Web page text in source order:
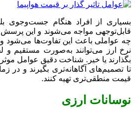
بسیاری از افراد هنگام جست‌وجوی
قابل‌توجهی مواجه می‌شوند و این
چه عواملی باعث این تفاوت‌ها می‌شود و
نرخ ارز می‌توانند به‌صورت مستقیم و
بگذارند یا خیر. شناخت دقیق عوامل
تا تصمیم‌های آگاهانه‌تری بگیرند و در
قیمت منطقی‌تری تهیه کنند.
نوسانات ارزی